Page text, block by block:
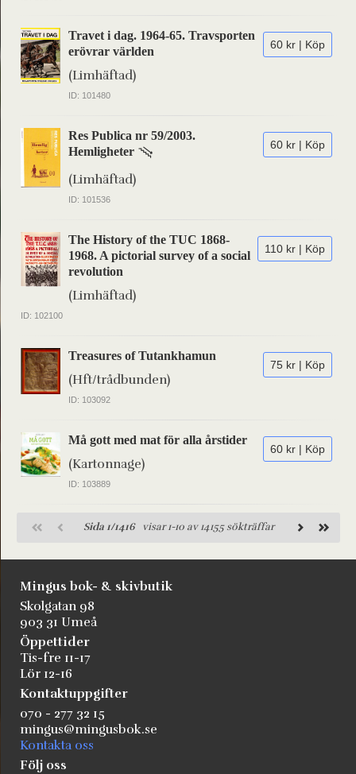
60 kr | Köp
Travet i dag. 1964-65. Travsporten
erövrar världen
(Limhäftad)
ID: 101480
60 kr | Köp
Res Publica nr 59/2003.
Hemligheter
(Limhäftad)
ID: 101536
110 kr | Köp
The History of the TUC 1868-
1968. A pictorial survey of a social
revolution
(Limhäftad)
ID: 102100
75 kr | Köp
Treasures of Tutankhamun
(Hft/trådbunden)
ID: 103092
60 kr | Köp
Må gott med mat för alla årstider
(Kartonnage)
ID: 103889
Sida 1/1416visar 1-10 av 14155 sökträffar
Mingus bok- & skivbutik
Skolgatan 98
903 31 Umeå
Öppettider
Tis-fre 11-17
Lör 12-16
Kontaktuppgifter
070 - 277 32 15
mingus@mingusbok.se
Kontakta oss
Följ oss